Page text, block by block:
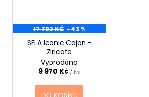
17 790 KČ –43 %
SELA Iconic Cajon -
Ziricote
Vyprodáno
9 970 Kč / ks